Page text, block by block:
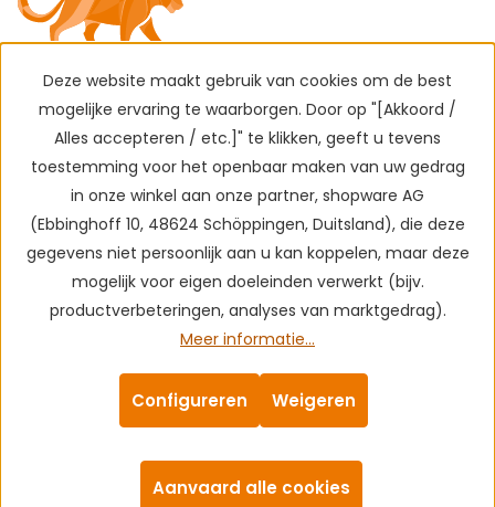
Deze website maakt gebruik van cookies om de best
mogelijke ervaring te waarborgen. Door op "[Akkoord /
Alles accepteren / etc.]" te klikken, geeft u tevens
toestemming voor het openbaar maken van uw gedrag
in onze winkel aan onze partner, shopware AG
(Ebbinghoff 10, 48624 Schöppingen, Duitsland), die deze
gegevens niet persoonlijk aan u kan koppelen, maar deze
mogelijk voor eigen doeleinden verwerkt (bijv.
productverbeteringen, analyses van marktgedrag).
Meer informatie...
Weigeren
Configureren
Aanvaard alle cookies